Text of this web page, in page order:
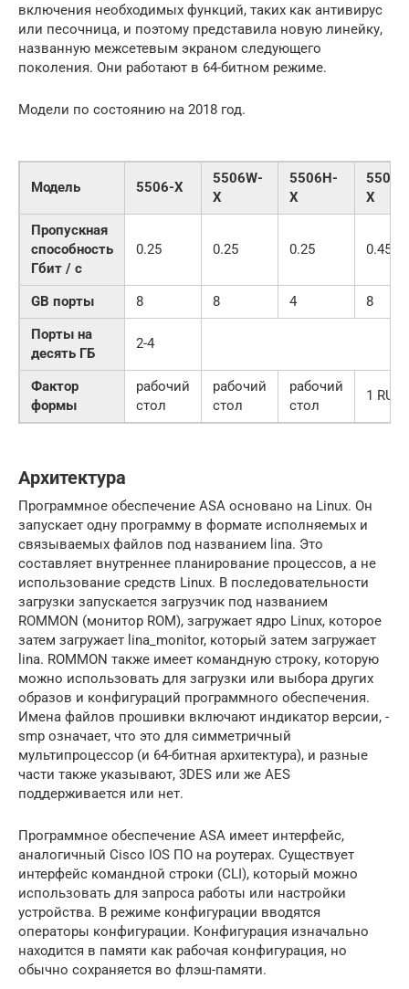
включения необходимых функций, таких как антивирус
или песочница, и поэтому представила новую линейку,
названную межсетевым экраном следующего
поколения. Они работают в 64-битном режиме.
Модели по состоянию на 2018 год.
Модель 5506-X
5506W-
X
5506H-
X
5508-
X
Пропускная
способность
Гбит / с
0.25 0.25 0.25 0.45
GB порты 8 8 4
8
Порты на
десять ГБ
2-4
Фактор
формы
рабочий
стол
рабочий
стол
рабочий
стол
1 RU
Архитектура
Программное обеспечение ASA основано на Linux. Он
запускает одну программу в формате исполняемых и
связываемых файлов под названием lina. Это
составляет внутреннее планирование процессов, а не
использование средств Linux. В последовательности
загрузки запускается загрузчик под названием
ROMMON (монитор ROM), загружает ядро ​​Linux, которое
затем загружает lina_monitor, который затем загружает
lina. ROMMON также имеет командную строку, которую
можно использовать для загрузки или выбора других
образов и конфигураций программного обеспечения.
Имена файлов прошивки включают индикатор версии, -
smp означает, что это для симметричный
мультипроцессор (и 64-битная архитектура), и разные
части также указывают, 3DES или же AES
поддерживается или нет.
Программное обеспечение ASA имеет интерфейс,
аналогичный Cisco IOS ПО на роутерах. Существует
интерфейс командной строки (CLI), который можно
использовать для запроса работы или настройки
устройства. В режиме конфигурации вводятся
операторы конфигурации. Конфигурация изначально
находится в памяти как рабочая конфигурация, но
обычно сохраняется во флэш-памяти.